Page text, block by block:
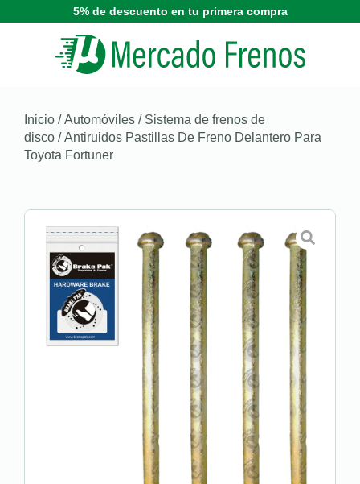
5% de descuento en tu primera compra
Inicio /Automóviles / Sistema de frenos de
disco / Antiruidos Pastillas De Freno Delantero Para
Toyota Fortuner